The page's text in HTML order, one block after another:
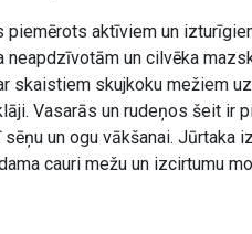
aktīviem un
neapdzīvotām un cilvēka
skaistiem skujkoku mežiem
Vasarās un rudeņos šeit ir
sēņu un ogu vākšanai. Jūrtaka
cauri mežu un izcirtumu